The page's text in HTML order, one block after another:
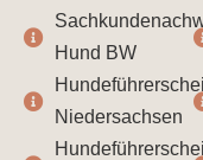
Hund BW
Niedersachsen